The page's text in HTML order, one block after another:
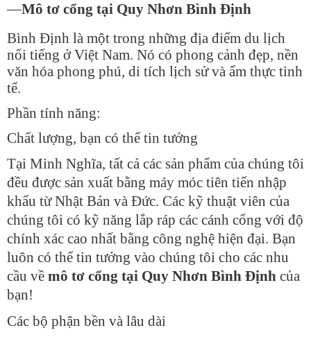
—Mô tơ cổng tại Quy Nhơn Bình Định
Bình Định là một trong những địa điểm du lịch
nổi tiếng ở Việt Nam. Nó có phong cảnh đẹp, nền
văn hóa phong phú, di tích lịch sử và ẩm thực tinh
tế.
Phần tính năng:
Chất lượng, bạn có thể tin tưởng
Tại Minh Nghĩa, tất cả các sản phẩm của chúng tôi
đều được sản xuất bằng máy móc tiên tiến nhập
khẩu từ Nhật Bản và Đức. Các kỹ thuật viên của
chúng tôi có kỹ năng lắp ráp các cánh cổng với độ
chính xác cao nhất bằng công nghệ hiện đại. Bạn
luôn có thể tin tưởng vào chúng tôi cho các nhu
cầu về mô tơ cổng tại Quy Nhơn Bình Định của
bạn!
Các bộ phận bền và lâu dài